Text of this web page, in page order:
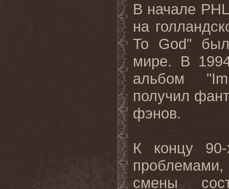
В начале
на
To God"
мире. В
альбом
получил
фэнов.
К концу
проблемами,
смены